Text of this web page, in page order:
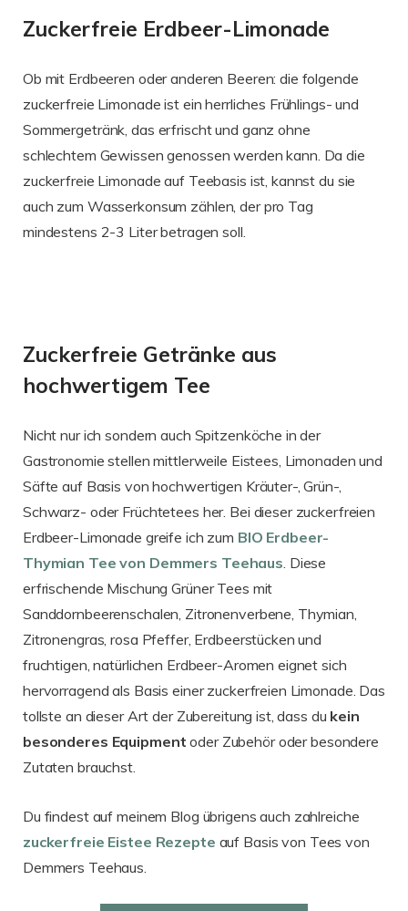
Zuckerfreie Erdbeer-Limonade
Ob mit Erdbeeren oder anderen Beeren: die folgende
zuckerfreie Limonade ist ein herrliches Frühlings- und
Sommergetränk, das erfrischt und ganz ohne
schlechtem Gewissen genossen werden kann. Da die
zuckerfreie Limonade auf Teebasis ist, kannst du sie
auch zum Wasserkonsum zählen, der pro Tag
mindestens 2-3 Liter betragen soll.
Zuckerfreie Getränke aus
hochwertigem Tee
Nicht nur ich sondern auch Spitzenköche in der
Gastronomie stellen mittlerweile Eistees, Limonaden und
Säfte auf Basis von hochwertigen Kräuter-, Grün-,
Schwarz- oder Früchtetees her. Bei dieser zuckerfreien
Erdbeer-Limonade greife ich zum BIO Erdbeer-
Thymian Tee von Demmers Teehaus . Diese
erfrischende Mischung Grüner Tees mit
Sanddornbeerenschalen, Zitronenverbene, Thymian,
Zitronengras, rosa Pfeffer, Erdbeerstücken und
fruchtigen, natürlichen Erdbeer-Aromen eignet sich
hervorragend als Basis einer zuckerfreien Limonade. Das
tollste an dieser Art der Zubereitung ist, dass du kein
besonderes Equipment oder Zubehör oder besondere
Zutaten brauchst.
Du findest auf meinem Blog übrigens auch zahlreiche
zuckerfreie Eistee Rezepte auf Basis von Tees von
Demmers Teehaus.